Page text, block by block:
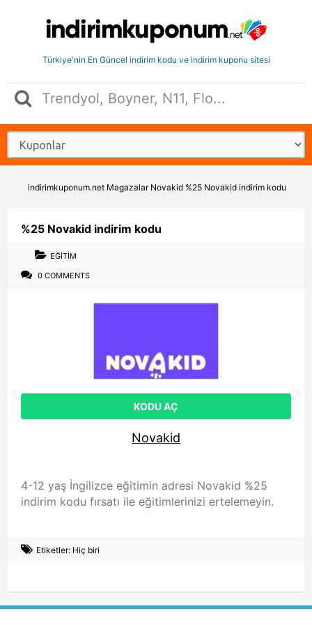
Türkiye'nin En Güncel indirim kodu ve indirim kuponu sitesi
indirimkuponum.net Magazalar Novakid %25 Novakid indirim kodu
%25 Novakid indirim kodu
EĞITIM
0 COMMENTS
KODU AÇ
Novakid
4-12 yaş İngilizce eğitimin adresi Novakid %25
indirim kodu fırsatı ile eğitimlerinizi ertelemeyin.
Etiketler: Hiç biri